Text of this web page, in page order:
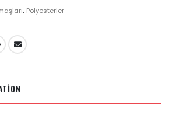
, Polyesterler